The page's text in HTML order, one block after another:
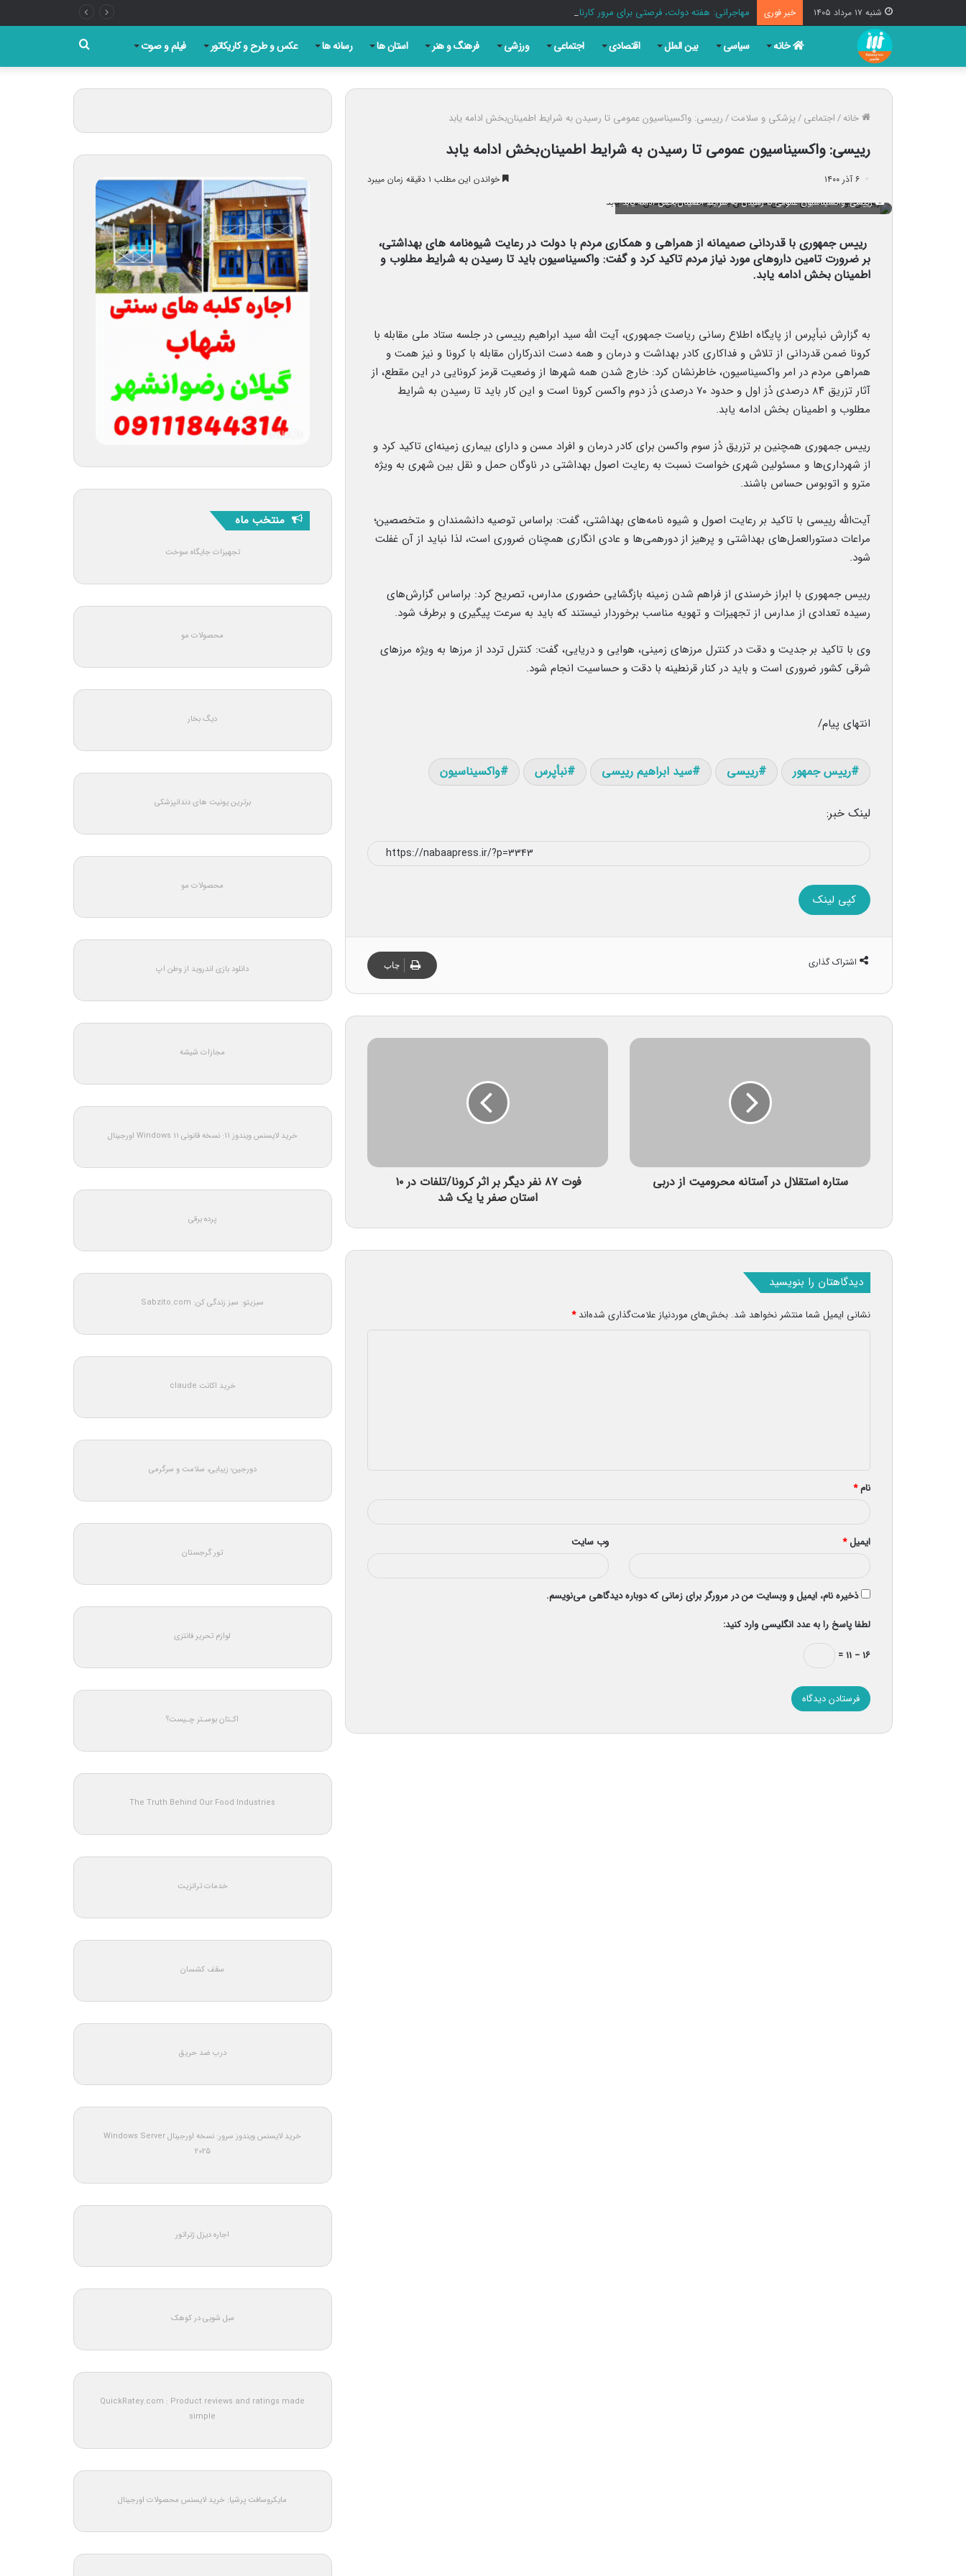
شنبه ۱۷ مرداد ۱۴۰۵ خبر فوری مهاجرانی: هفته دولت، فرصتی برای مرور کارنامه خدمت است
خانه سیاسی بین الملل اقتصادی اجتماعی ورزشی فرهنگ و هنر استان ها رسانه ها عکس و طرح و کاریکاتور فیلم و صوت
برای
خانه/اجتماعی/پزشکی و سلامت/رییسی: واکسیناسیون عمومی تا رسیدن به شرایط اطمینان‌بخش ادامه یابد
رییسی: واکسیناسیون عمومی تا رسیدن به شرایط اطمینان‌بخش ادامه یابد
۶ آذر ۱۴۰۰ خواندن این مطلب ۱ دقیقه زمان میبرد
رییسی: واکسیناسیون عمومی تا رسیدن به شرایط اطمینان‌بخش ادامه یابد
رییس جمهوری با قدردانی صمیمانه از همراهی و همکاری مردم با دولت در رعایت شیوه‌نامه های بهداشتی،
بر ضرورت تامین داروهای مورد نیاز مردم تاکید کرد و گفت: واکسیناسیون باید تا رسیدن به شرایط مطلوب و
اطمینان بخش ادامه یابد.
به گزارش نبأپرس از پایگاه اطلاع رسانی ریاست جمهوری، آیت الله سید ابراهیم رییسی در جلسه ستاد ملی مقابله با
کرونا ضمن قدردانی از تلاش و فداکاری کادر بهداشت و درمان و همه دست اندرکاران مقابله با کرونا و نیز همت و
همراهی مردم در امر واکسیناسیون، خاطرنشان کرد: خارج شدن همه شهرها از وضعیت قرمز کرونایی در این مقطع، از
آثار تزریق ۸۴ درصدی دُز اول و حدود ۷۰ درصدی دُز دوم واکسن کرونا است و این کار باید تا رسیدن به شرایط
مطلوب و اطمینان بخش ادامه یابد.
رییس جمهوری همچنین بر تزریق دُز سوم واکسن برای کادر درمان و افراد مسن و دارای بیماری زمینه‌ای تاکید کرد و
از شهرداری‌ها و مسئولین شهری خواست نسبت به رعایت اصول بهداشتی در ناوگان حمل و نقل بین شهری به ویژه
مترو و اتوبوس حساس باشند.
آیت‌الله رییسی با تاکید بر رعایت اصول و شیوه نامه‌های بهداشتی، گفت: براساس توصیه دانشمندان و متخصصین؛
مراعات دستورالعمل‌های بهداشتی و پرهیز از دورهمی‌ها و عادی انگاری همچنان ضروری است، لذا نباید از آن غفلت
شود.
رییس جمهوری با ابراز خرسندی از فراهم شدن زمینه بازگشایی حضوری مدارس، تصریح کرد: براساس گزارش‌های
رسیده تعدادی از مدارس از تجهیزات و تهویه مناسب برخوردار نیستند که باید به سرعت پیگیری و برطرف شود.
وی با تاکید بر جدیت و دقت در کنترل مرزهای زمینی، هوایی و دریایی، گفت: کنترل تردد از مرزها به ویژه مرزهای
شرقی کشور ضروری است و باید در کنار قرنطینه با دقت و حساسیت انجام شود.
انتهای پیام/
رییس جمهور رییسی سید ابراهیم رییسی نبأپرس واکسیناسیون
لینک خبر:
کپی لینک
اشتراک گذاری چاپ
ستاره استقلال در آستانه محرومیت از دربی
فوت ۸۷ نفر دیگر بر اثر کرونا/تلفات در ۱۰
استان صفر یا یک شد
دیدگاهتان را بنویسید
نشانی ایمیل شما منتشر نخواهد شد. بخش‌های موردنیاز علامت‌گذاری شده‌اند*
*
نام*
ایمیل* وب‌ سایت
ذخیره نام، ایمیل و وبسایت من در مرورگر برای زمانی که دوباره دیدگاهی می‌نویسم.
لطفا پاسخ را به عدد انگلیسی وارد کنید:
۱۶ − ۱۱ =
منتخب ماه
تجهیزات جایگاه سوخت
محصولات مو
دیگ بخار
برترین یونیت های دندانپزشکی
محصولات مو
دانلود بازی اندروید از وطن اپ
مجازات شیشه
خرید لایسنس ویندوز 11: نسخه قانونی Windows 11 اورجینال
پرده برقی
سبزیتو: سبز زندگی کن: Sabzito.com
خرید اکانت claude
دورجین؛ زیبایی، سلامت و سرگرمی
تور گرجستان
لوازم تحریر فانتزی
اکـتان بوسـتر چـیست؟
The Truth Behind Our Food Industries
خدمات ترانزیت
سقف کشسان
درب ضد حریق
خرید لایسنس ویندوز سرور: نسخه اورجینال Windows Server
2025
اجاره دیزل ژنراتور
مبل شویی در کوهک
QuickRatey.com : Product reviews and ratings made
simple
مایکروسافت پرشیا: خرید لایسنس محصولات اورجینال